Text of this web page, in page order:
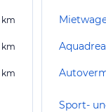
km
km
km